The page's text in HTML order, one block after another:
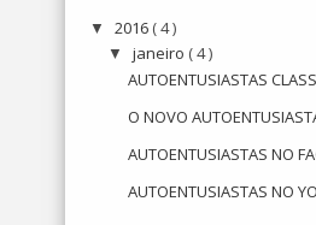
▼ 2016 ( 4 )
▼janeiro ( 4 )
AUTOENTUSIASTAS
O NOVO
AUTOENTUSIASTAS NO
AUTOENTUSIASTAS NO